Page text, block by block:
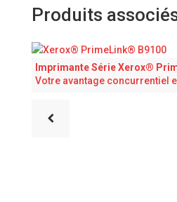
Produits
Imprimante Série Xerox®
Votre avantage concurrentiel